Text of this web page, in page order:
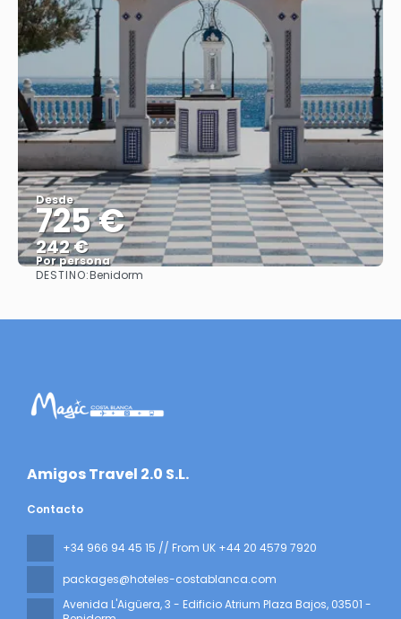
Desde
725 €
242 €
Por persona
DESTINO:Benidorm
​Amigos Travel 2.0 S.L.
Contacto
+34 966 94 45 15 // From UK +44 20 4579 7920
packages@hoteles-costablanca.com
Avenida L'Aigüera, 3 - Edificio Atrium Plaza Bajos, 03501 -